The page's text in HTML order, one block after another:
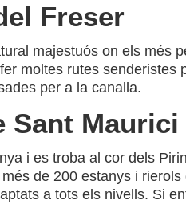
Freser
majestuós on els més
moltes rutes senderistes
per a la canalla.
Sant Maurici
i es troba al cor dels
de 200 estanys i
a tots els nivells. Si